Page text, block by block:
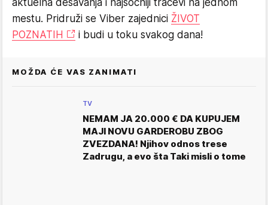
aktuelna dešavanja i najsočniji tračevi na jednom
mestu. Pridruži se Viber zajednici ŽIVOT
POZNATIH
i budi u toku svakog dana!
MOŽDA ĆE VAS ZANIMATI
TV
NEMAM JA 20.000 €‎ DA KUPUJEM
MAJI NOVU GARDEROBU ZBOG
ZVEZDANA! Njihov odnos trese
Zadrugu, a evo šta Taki misli o tome